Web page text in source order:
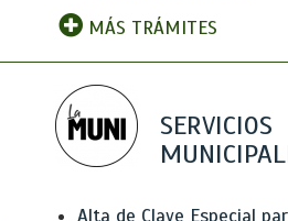
MÁS TRÁMITES
SERVICIOS
Alta de Clave Especial